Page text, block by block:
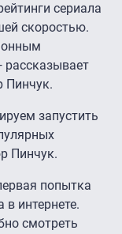
сериала
скоростью.
Пинчук.
запустить
Пинчук.
попытка
интернете.
смотреть